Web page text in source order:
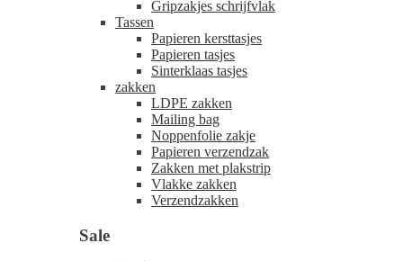
Gripzakjes schrijfvlak
Tassen
Papieren kersttasjes
Papieren tasjes
Sinterklaas tasjes
zakken
LDPE zakken
Mailing bag
Noppenfolie zakje
Papieren verzendzak
Zakken met plakstrip
Vlakke zakken
Verzendzakken
Sale